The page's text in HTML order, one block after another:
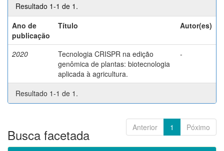
Resultado 1-1 de 1.
Ano de
publicação
Título Autor(es)
2020
Tecnologia CRISPR na edição
genômica de plantas: biotecnologia
aplicada à agricultura.
-
Resultado 1-1 de 1.
Anterior 1 Póximo
Busca facetada